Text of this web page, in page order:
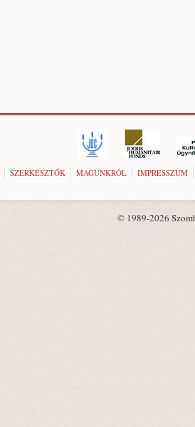
SZERKESZTŐK MAGUNKRÓL IMPRESSZUM
© 1989-2026